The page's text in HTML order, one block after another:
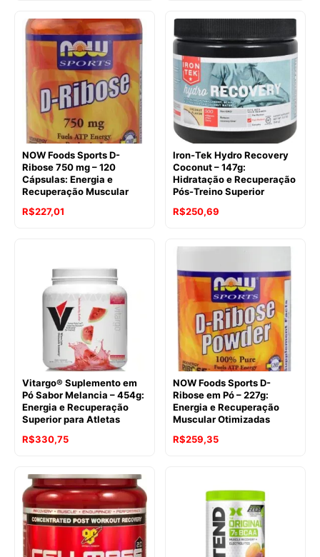
era:
R$629,95.
é:
R$446,15.
original
era:
R$276,41.
atual
é:
R$247,28.
NOW Foods Sports D-
Ribose 750 mg – 120
Cápsulas: Energia e
Recuperação Muscular
O
R$330,65.
R$227,01
é:
R$227,01.
Iron-Tek Hydro Recovery
Coconut – 147g:
Hidratação e Recuperação
Pós-Treino Superior
O
original
R$330,65.
R$250,69
atual
R$250,69.
Vitargo® Suplemento em
Pó Sabor Melancia – 454g:
Energia e Recuperação
Superior para Atletas
R$330,75
NOW Foods Sports D-
Ribose em Pó – 227g:
Energia e Recuperação
Muscular Otimizadas
O
R$356,90.
R$259,35O
é:
R$259,35.